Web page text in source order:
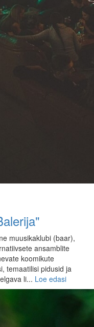
muusikaklubi (baar),
ansamblite
koomikute
temaatilisi pidusid ja
li... Loe edasi